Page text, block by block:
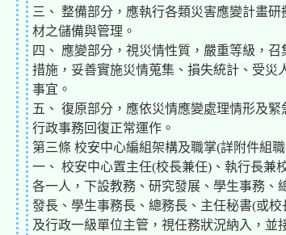
三、 整備部分，應執行各類災害應變計畫
材之儲備與管理。
四、 應變部分，視災情性質，嚴重等級，
措施，妥善實施災情蒐集、損失統計、受災
事宜。
五、 復原部分，應依災情應變處理情形及
行政事務回復正常運作。
第三條 校安中心編組架構及職掌(詳附件組職
一、 校安中心置主任(校長兼任)、執行長兼
各一人，下設教務、研究發展、學生事務、
發長、學生事務長、總務長、主任秘書(或
及行政一級單位主管，視任務狀況納入，並